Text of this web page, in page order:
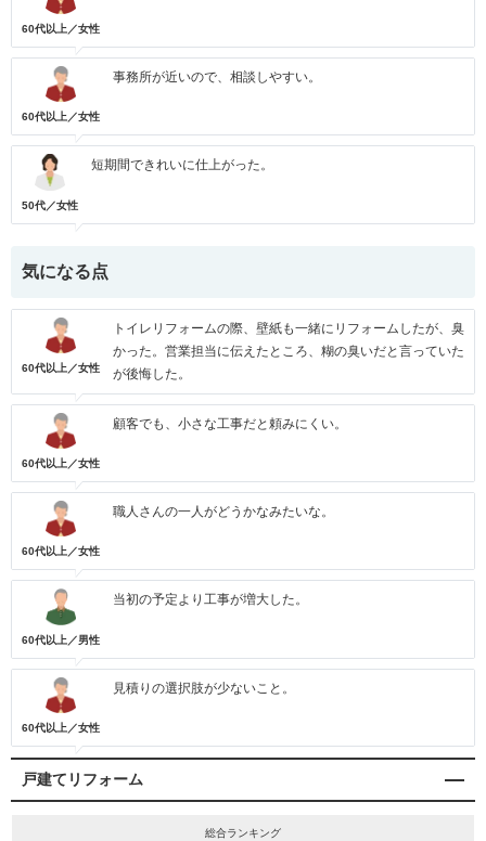
60代以上／女性
60代以上／女性
事務所が近いので、相談しやすい。
50代／女性
短期間できれいに仕上がった。
気になる点
60代以上／女性
トイレリフォームの際、壁紙も一緒にリフォームしたが、臭
かった。営業担当に伝えたところ、糊の臭いだと言っていた
が後悔した。
60代以上／女性
顧客でも、小さな工事だと頼みにくい。
60代以上／女性
職人さんの一人がどうかなみたいな。
60代以上／男性
当初の予定より工事が増大した。
60代以上／女性
見積りの選択肢が少ないこと。
戸建てリフォーム
総合ランキング